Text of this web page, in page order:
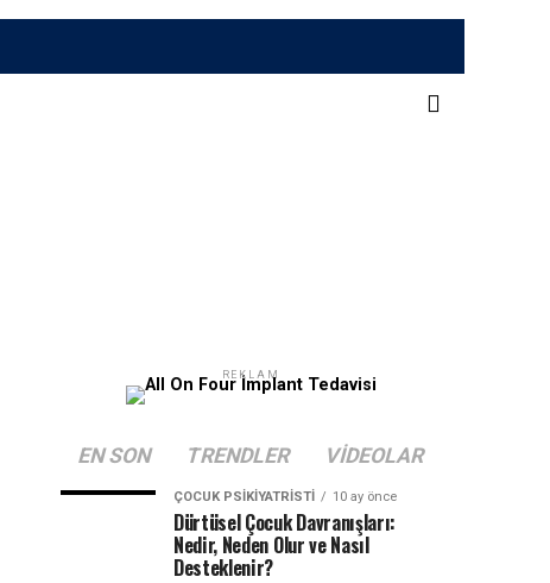
REKLAM
EN SON TRENDLER VIDEOLAR
ÇOCUK PSIKIYATRISTI 10 ay önce
Dürtüsel Çocuk Davranışları:
Nedir, Neden Olur ve Nasıl
Desteklenir?